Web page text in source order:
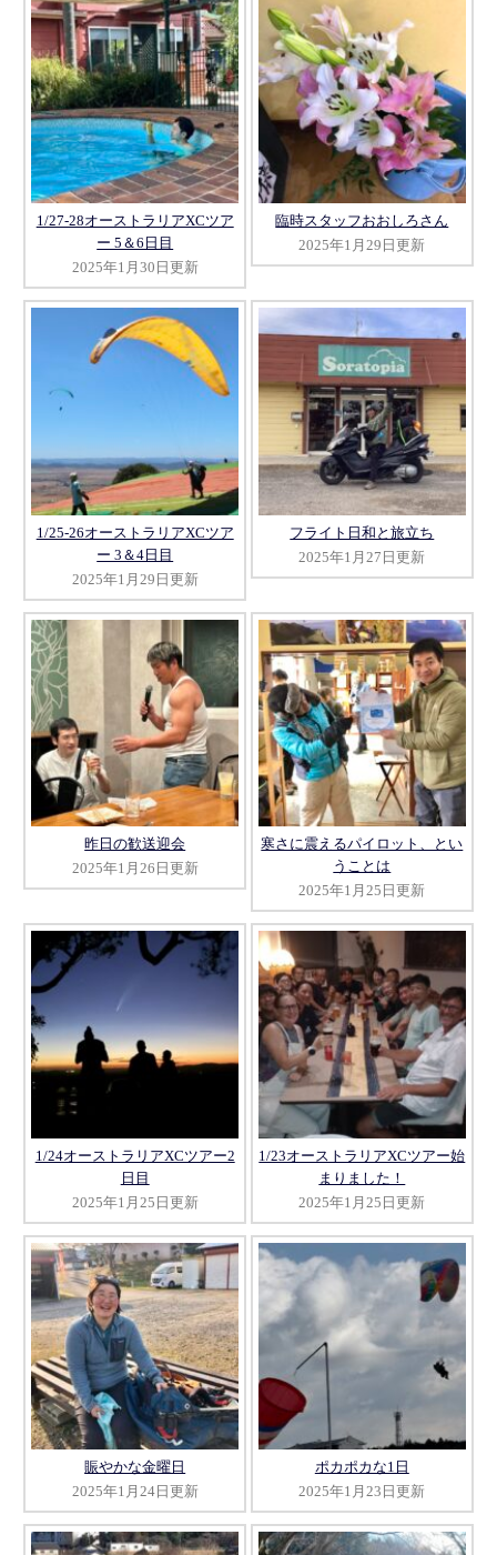
1/27-28オーストラリアXCツア
ー 5＆6日目
2025年1月30日更新
臨時スタッフおおしろさん
2025年1月29日更新
1/25-26オーストラリアXCツア
ー 3＆4日目
2025年1月29日更新
フライト日和と旅立ち
2025年1月27日更新
昨日の歓送迎会
2025年1月26日更新
寒さに震えるパイロット、とい
うことは
2025年1月25日更新
1/24オーストラリアXCツアー2
日目
2025年1月25日更新
1/23オーストラリアXCツアー始
まりました！
2025年1月25日更新
賑やかな金曜日
2025年1月24日更新
ポカポカな1日
2025年1月23日更新